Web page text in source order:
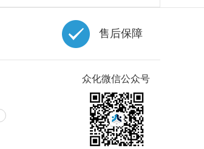
售后保障
众化微信公众号